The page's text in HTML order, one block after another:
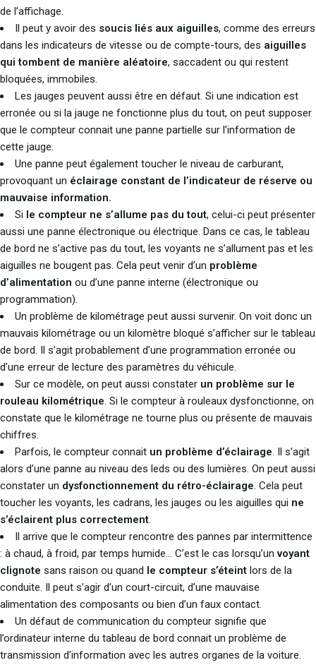
de l’affichage.
Il peut y avoir des soucis liés aux aiguilles, comme des erreurs
dans les indicateurs de vitesse ou de compte-tours, des aiguilles
qui tombent de manière aléatoire, saccadent ou qui restent
bloquées, immobiles.
Les jauges peuvent aussi être en défaut. Si une indication est
erronée ou si la jauge ne fonctionne plus du tout, on peut supposer
que le compteur connait une panne partielle sur l’information de
cette jauge.
Une panne peut également toucher le niveau de carburant,
provoquant un éclairage constant de l’indicateur de réserve ou
mauvaise information.
Si le compteur ne s’allume pas du tout, celui-ci peut présenter
aussi une panne électronique ou électrique. Dans ce cas, le tableau
de bord ne s’active pas du tout, les voyants ne s’allument pas et les
aiguilles ne bougent pas. Cela peut venir d’un problème
d’alimentation ou d’une panne interne (électronique ou
programmation).
Un problème de kilométrage peut aussi survenir. On voit donc un
mauvais kilométrage ou un kilomètre bloqué s’afficher sur le tableau
de bord. Il s’agit probablement d’une programmation erronée ou
d’une erreur de lecture des paramètres du véhicule.
Sur ce modèle, on peut aussi constater un problème sur le
rouleau kilométrique. Si le compteur à rouleaux dysfonctionne, on
constate que le kilométrage ne tourne plus ou présente de mauvais
chiffres.
Parfois, le compteur connait un problème d’éclairage. Il s’agit
alors d’une panne au niveau des leds ou des lumières. On peut aussi
constater un dysfonctionnement du rétro-éclairage. Cela peut
toucher les voyants, les cadrans, les jauges ou les aiguilles qui ne
s’éclairent plus correctement.
Il arrive que le compteur rencontre des pannes par intermittence
: à chaud, à froid, par temps humide… C’est le cas lorsqu’unvoyant
clignote sans raison ou quand le compteur s’éteint lors de la
conduite. Il peut s’agir d’un court-circuit, d’une mauvaise
alimentation des composants ou bien d’un faux contact.
Un défaut de communication du compteur signifie que
l’ordinateur interne du tableau de bord connait un problème de
transmission d’information avec les autres organes de la voiture.